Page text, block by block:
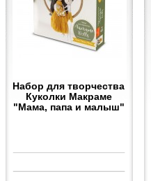
Набор для творчества
Куколки Макраме
"Мама, папа и малыш"